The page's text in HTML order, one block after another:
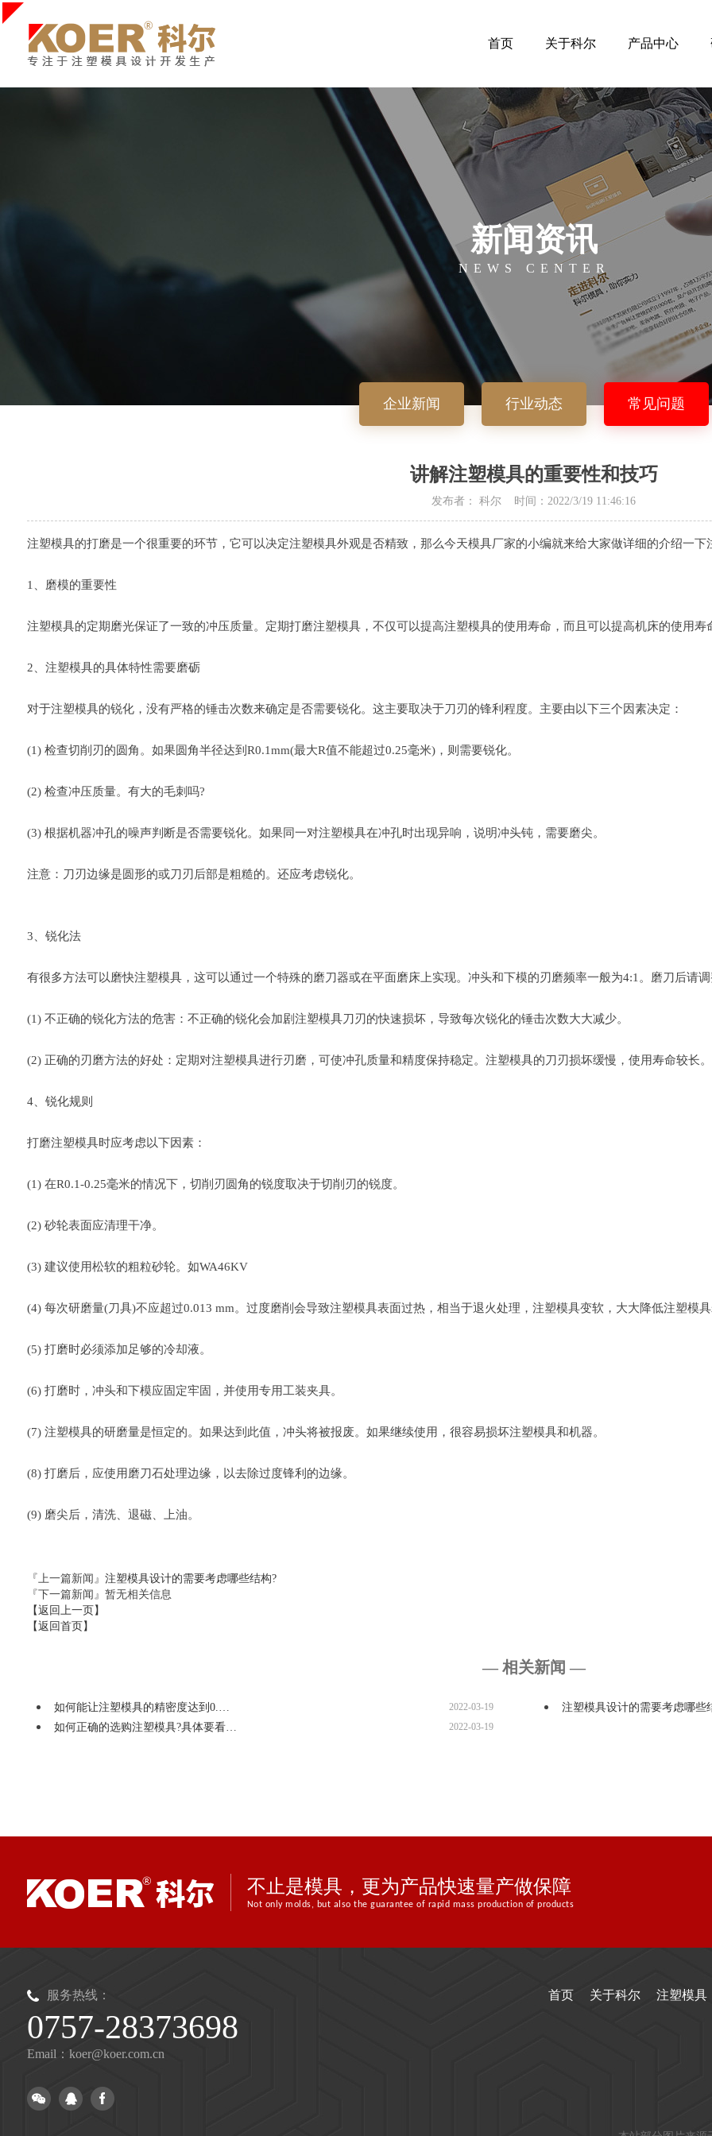
首页 关于科尔 产品中心
新闻资讯
NEWS CENTER
企业新闻 行业动态 常见问题
讲解注塑模具的重要性和技巧
发布者： 科尔 时间：2022/3/19 11:46:16
注塑模具的打磨是一个很重要的环节，它可以决定注塑模具外观是否精致，那么今天模具厂家的小编就来给大家做详细的介绍一
1、磨模的重要性
注塑模具的定期磨光保证了一致的冲压质量。定期打磨注塑模具，不仅可以提高注塑模具的使用寿命，而且可以提高机床的使用
2、注塑模具的具体特性需要磨砺
对于注塑模具的锐化，没有严格的锤击次数来确定是否需要锐化。这主要取决于刀刃的锋利程度。主要由以下三个因素决定：
(1) 检查切削刃的圆角。如果圆角半径达到R0.1mm(最大R值不能超过0.25毫米)，则需要锐化。
(2) 检查冲压质量。有大的毛刺吗?
(3) 根据机器冲孔的噪声判断是否需要锐化。如果同一对注塑模具在冲孔时出现异响，说明冲头钝，需要磨尖。
注意：刀刃边缘是圆形的或刀刃后部是粗糙的。还应考虑锐化。
3、锐化法
有很多方法可以磨快注塑模具，这可以通过一个特殊的磨刀器或在平面磨床上实现。冲头和下模的刃磨频率一般为4:1。磨刀后请
(1) 不正确的锐化方法的危害：不正确的锐化会加剧注塑模具刀刃的快速损坏，导致每次锐化的锤击次数大大减少。
(2) 正确的刃磨方法的好处：定期对注塑模具进行刃磨，可使冲孔质量和精度保持稳定。注塑模具的刀刃损坏缓慢，使用寿命较长。
4、锐化规则
打磨注塑模具时应考虑以下因素：
(1) 在R0.1-0.25毫米的情况下，切削刃圆角的锐度取决于切削刃的锐度。
(2) 砂轮表面应清理干净。
(3) 建议使用松软的粗粒砂轮。如WA46KV
(4) 每次研磨量(刀具)不应超过0.013 mm。过度磨削会导致注塑模具表面过热，相当于退火处理，注塑模具变软，大大降低注塑模
(5) 打磨时必须添加足够的冷却液。
(6) 打磨时，冲头和下模应固定牢固，并使用专用工装夹具。
(7) 注塑模具的研磨量是恒定的。如果达到此值，冲头将被报废。如果继续使用，很容易损坏注塑模具和机器。
(8) 打磨后，应使用磨刀石处理边缘，以去除过度锋利的边缘。
(9) 磨尖后，清洗、退磁、上油。
『上一篇新闻』 注塑模具设计的需要考虑哪些结构?
『下一篇新闻』暂无相关信息
【返回上一页】
【返回首页】
— 相关新闻 —
如何能让注塑模具的精密度达到0.… 2022-03-19
注塑模具设计的需要考虑哪
如何正确的选购注塑模具?具体要看…
2022-03-19
不止是模具，更为产品快速量产做保障
Not only molds, but also the guarantee of rapid mass production of products
服务热线：
0757-28373698
Email：koer@koer.com.cn
首页 关于科尔 注塑模具